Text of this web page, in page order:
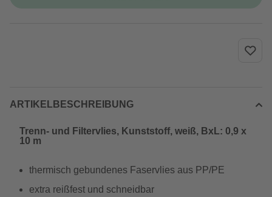
ARTIKELBESCHREIBUNG
Trenn- und Filtervlies, Kunststoff, weiß, BxL: 0,9 x
10 m
thermisch gebundenes Faservlies aus PP/PE
extra reißfest und schneidbar